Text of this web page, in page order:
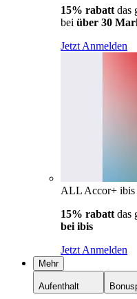
15% rabatt das
bei über 30
Jetzt Anmelden
ALL Accor+ ibis
15% rabatt das
bei ibis
Jetzt Anmelden
Mehr
Aufenthalt